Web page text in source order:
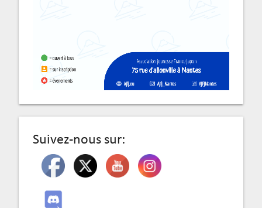
Suivez-nous sur: